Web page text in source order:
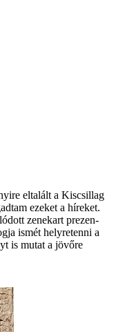
elta­lált a Kis­csillag
ezeket a híreket.
zene­kart pre­zen­
ismét helyre­tenni a
is mutat a jövőre